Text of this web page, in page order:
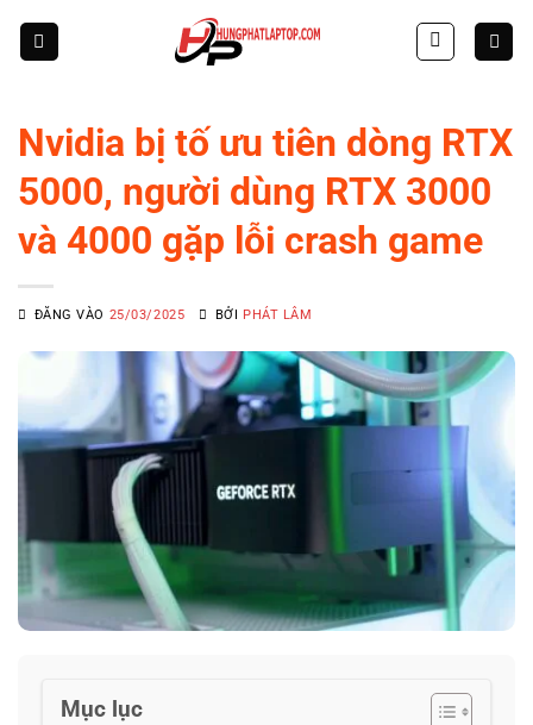
Nvidia bị tố ưu tiên dòng RTX
5000, người dùng RTX 3000
và 4000 gặp lỗi crash game
ĐĂNG VÀO 25/03/2025 BỞI PHÁT LÂM
Mục lục